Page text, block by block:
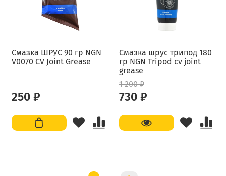
Смазка ШРУС 90 гр NGN
V0070 CV Joint Grease
250 ₽
Смазка шрус трипод 180
гр NGN Tripod cv joint
grease
1 200 ₽
730 ₽